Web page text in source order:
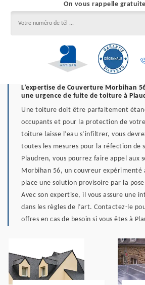
On vous rappelle
L’expertise de Couverture Morbihan
une urgence de fuite de toiture à
Une toiture doit être parfaitement
occupants et pour la protection de
toiture laisse l’eau s’infiltrer, vous
toutes les mesures pour la réfection de
Plaudren, vous pourrez faire appel aux
Morbihan 56, un couvreur
place une solution provisoire par la
Avec son expertise, il vous assure une
dans les règles de l’art. Contactez-le
offres en cas de besoin si vous êtes à